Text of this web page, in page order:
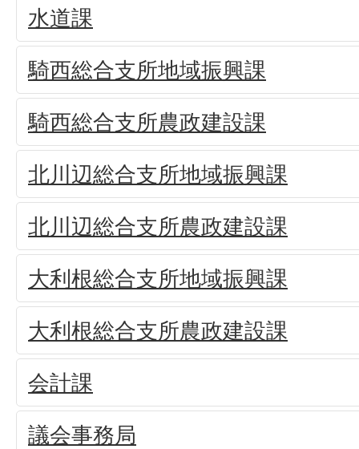
水道課
騎西総合支所地域振興課
騎西総合支所農政建設課
北川辺総合支所地域振興課
北川辺総合支所農政建設課
大利根総合支所地域振興課
大利根総合支所農政建設課
会計課
議会事務局